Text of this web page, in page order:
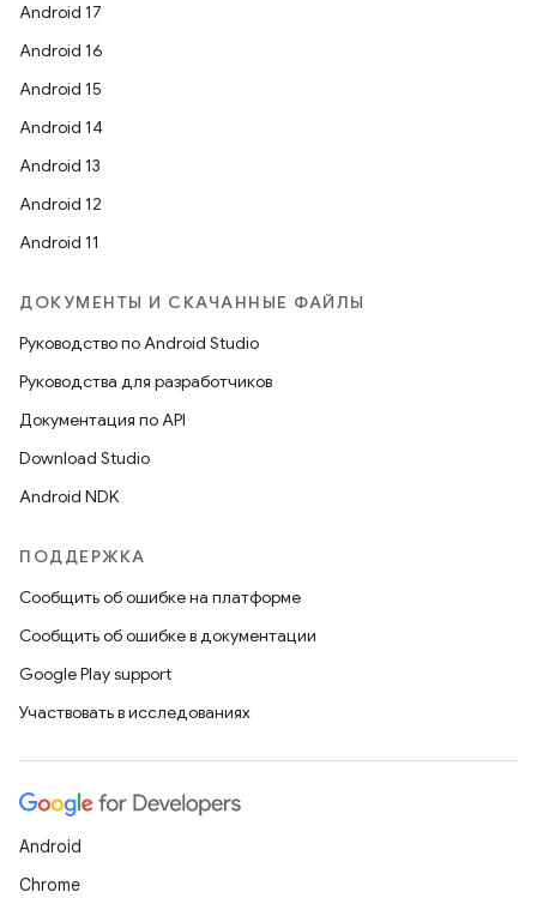
Android 17
Android 16
Android 15
Android 14
Android 13
Android 12
Android 11
ДОКУМЕНТЫ И СКАЧАННЫЕ ФАЙЛЫ
Руководство по Android Studio
Руководства для разработчиков
Документация по API
Download Studio
Android NDK
ПОДДЕРЖКА
Сообщить об ошибке на платформе
Сообщить об ошибке в документации
Google Play support
Участвовать в исследованиях
Android
Chrome